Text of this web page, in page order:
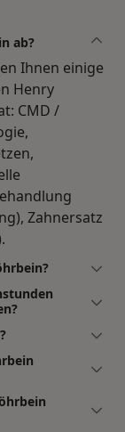
ab?
Ihnen einige
Henry
CMD /
Zahnersatz